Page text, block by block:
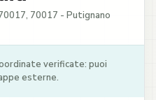
70017 - Putignano
verificate: puoi
esterne.